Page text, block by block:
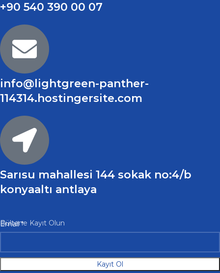
+90 540 390 00 07
info@lightgreen-panther-
114314.hostingersite.com
Sarısu mahallesi 144 sokak no:4/b
konyaaltı antlaya
Bültene Kayıt Olun
Email*
Kayıt Ol